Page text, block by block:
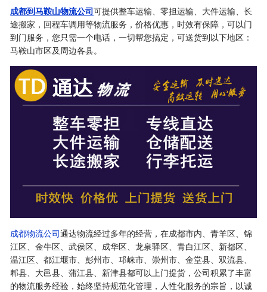
成都到马鞍山物流公司可提供整车运输、零担运输、大件运输、长
途搬家，回程车调用等物流服务，价格优惠，时效有保障，可以门
到门服务，您只需一个电话，一切帮您搞定，可送货到以下地区：
马鞍山市区及周边各县。
成都物流公司通达物流经过多年的经营，在成都市内、青羊区、锦
江区、金牛区、武侯区、成华区、龙泉驿区、青白江区、新都区、
温江区、都江堰市、彭州市、邛崃市、崇州市、金堂县、双流县、
郫县、大邑县、蒲江县、新津县都可以上门提货，公司积累了丰富
的物流服务经验，始终坚持规范化管理，人性化服务的宗旨，以诚